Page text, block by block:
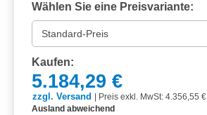
Wählen Sie eine Preisvariante:
Kaufen:
5.184,29 €
zzgl. Versand
Preis exkl. MwSt: 4.356,55 €
Ausland abweichend